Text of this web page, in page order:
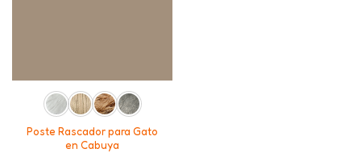
Poste Rascador para Gato
en Cabuya